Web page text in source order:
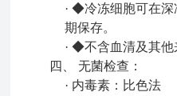
· ◆冷冻细胞可在
期保存。
· ◆不含血清及其他
四、 无菌检查：
· 内毒素：比色法